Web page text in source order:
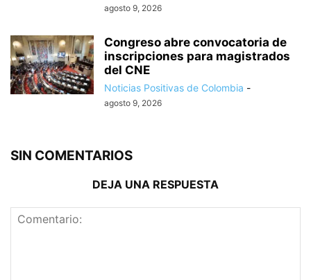
agosto 9, 2026
Congreso abre convocatoria de
inscripciones para magistrados
del CNE
Noticias Positivas de Colombia -
agosto 9, 2026
SIN COMENTARIOS
DEJA UNA RESPUESTA